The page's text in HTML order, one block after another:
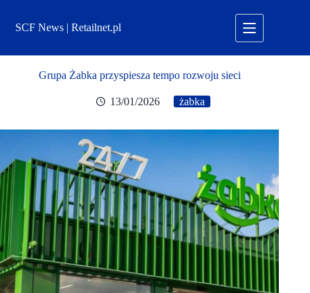
treściSCF News | Retailnet.pl
Grupa Żabka przyspiesza tempo rozwoju sieci
13/01/2026 żabka